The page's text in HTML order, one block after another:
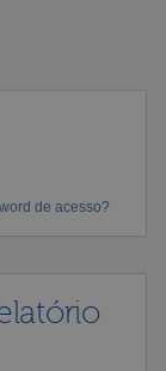
de acesso?